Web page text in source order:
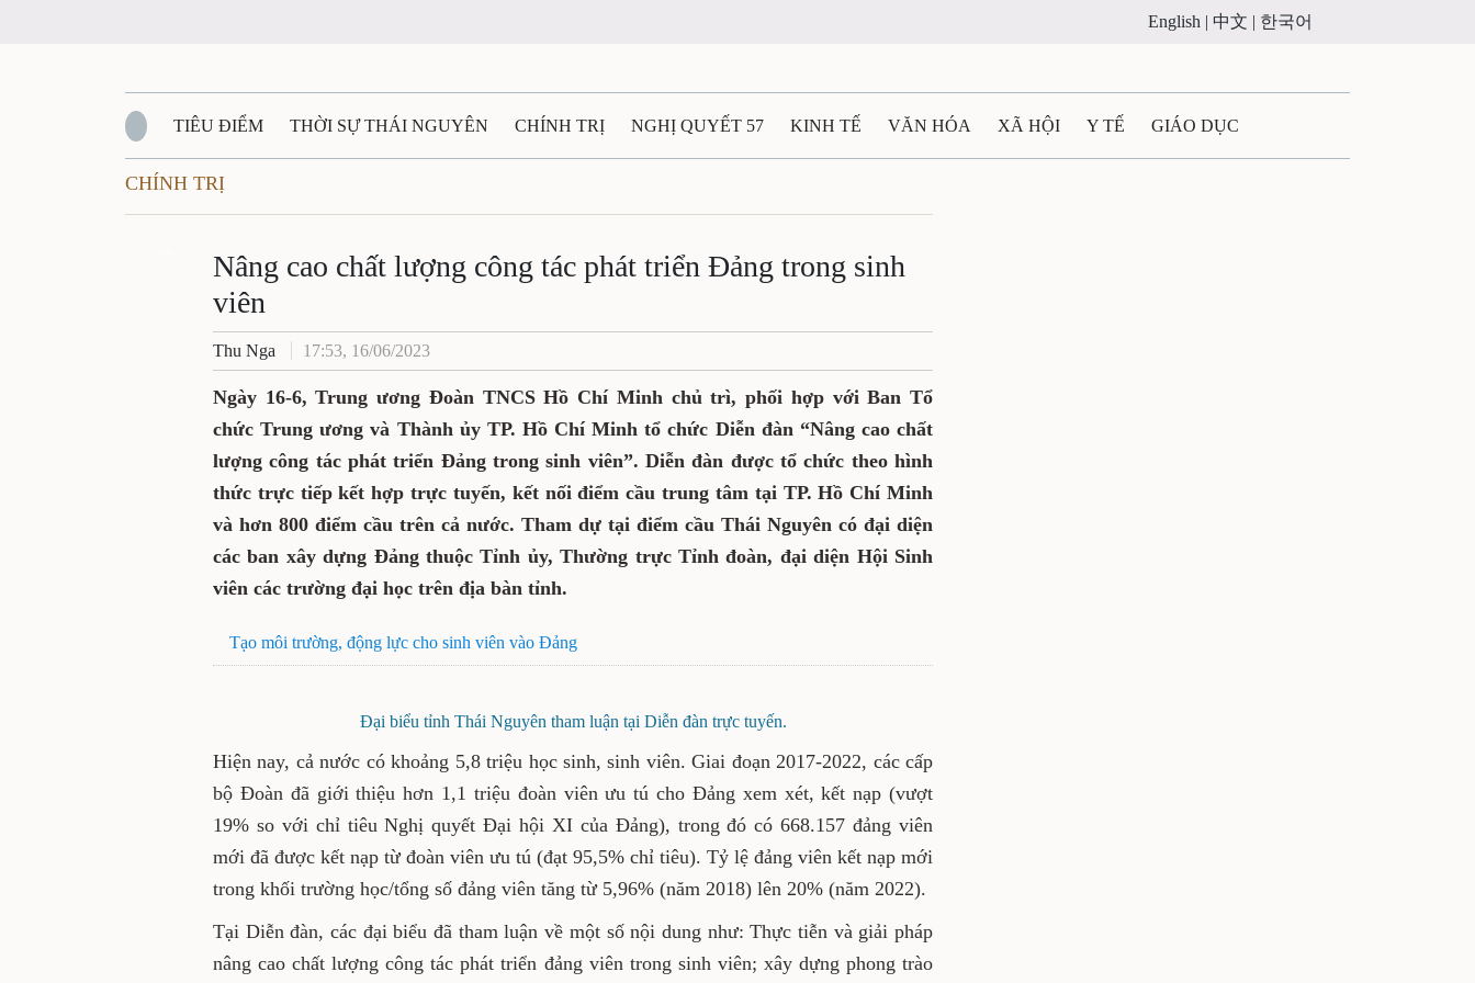
English | 中文 | 한국어
TIÊU ĐIỂM THỜI SỰ THÁI NGUYÊN CHÍNH TRỊ NGHỊ QUYẾT 57 KINH TẾ VĂN HÓA XÃ HỘI Y TẾ GIÁO DỤC
QUỐC PHÒNG - AN NINH
QUÊ HƯƠNG - ĐẤT NƯỚC QUỐC TẾ TÀI NGUYÊN - MÔI TRƯỜNG THỂ THAO THÔNG TIN - QUẢNG CÁO
CHÍNH TRỊ
Nâng cao chất lượng công tác phát triển Đảng
trong sinh viên
Thu Nga 17:53, 16/06/2023
Ngày 16-6, Trung ương Đoàn TNCS Hồ Chí Minh chủ trì, phối hợp với
Ban Tổ chức Trung ương và Thành ủy TP. Hồ Chí Minh tổ chức Diễn
đàn “Nâng cao chất lượng công tác phát triển Đảng trong sinh viên”.
Diễn đàn được tổ chức theo hình thức trực tiếp kết hợp trực tuyến,
kết nối điểm cầu trung tâm tại TP. Hồ Chí Minh và hơn 800 điểm cầu
trên cả nước. Tham dự tại điểm cầu Thái Nguyên có đại diện các ban
xây dựng Đảng thuộc Tỉnh ủy, Thường trực Tỉnh đoàn, đại diện Hội
Đại biểu tỉnh Thái Nguyên tham luận tại Diễn đàn trực tuyến.
Hiện nay, cả nước có khoảng 5,8 triệu học sinh, sinh viên. Giai đoạn 2017-
2022, các cấp bộ Đoàn đã giới thiệu hơn 1,1 triệu đoàn viên ưu tú cho
Đảng xem xét, kết nạp (vượt 19% so với chỉ tiêu Nghị quyết Đại hội XI của
Đảng), trong đó có 668.157 đảng viên mới đã được kết nạp từ đoàn viên ưu
tú (đạt 95,5% chỉ tiêu). Tỷ lệ đảng viên kết nạp mới trong khối trường
học/tổng số đảng viên tăng từ 5,96% (năm 2018) lên 20% (năm 2022).